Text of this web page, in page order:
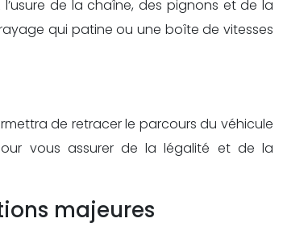
de la chaîne, des pignons et de la
qui patine ou une boîte de vitesses
de retracer le parcours du véhicule
vous assurer de la légalité et de la
majeures